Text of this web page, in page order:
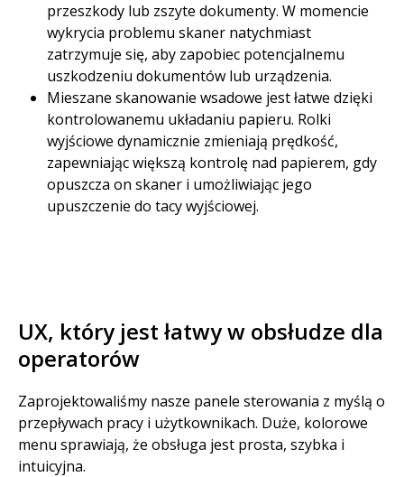
przeszkody lub zszyte dokumenty. W momencie
wykrycia problemu skaner natychmiast
zatrzymuje się, aby zapobiec potencjalnemu
uszkodzeniu dokumentów lub urządzenia. ​
Mieszane skanowanie wsadowe jest łatwe dzięki
kontrolowanemu układaniu papieru. Rolki
wyjściowe dynamicznie zmieniają prędkość,
zapewniając większą kontrolę nad papierem, gdy
opuszcza on skaner i umożliwiając jego
upuszczenie do tacy wyjściowej. ​
UX, który jest łatwy w obsłudze dla
operatorów​
Zaprojektowaliśmy nasze panele sterowania z myślą o
przepływach pracy i użytkownikach. Duże, kolorowe
menu sprawiają, że obsługa jest prosta, szybka i
intuicyjna.​